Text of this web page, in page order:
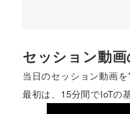
セッション動画
当日のセッション動画
最初は、15分間でIoTの